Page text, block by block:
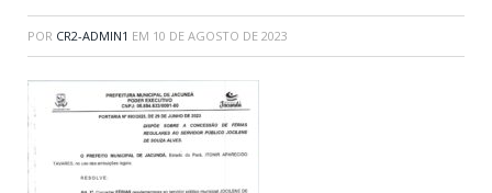
POR CR2-ADMIN1 EM 10 DE AGOSTO DE 2023